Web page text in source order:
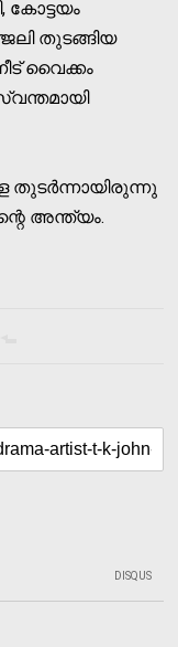
കോട്ടയം
തുടങ്ങിയ
വൈക്കം
അന്ത്യം.
DISQUS